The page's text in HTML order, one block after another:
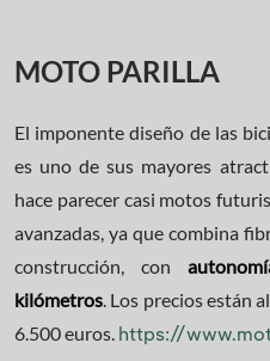
MOTO PARILLA
El imponente diseño de las
es uno de sus mayores
hace parecer casi motos
avanzadas, ya que combina
construcción, con
kilómetros. Los precios están
6.500 euros. https://